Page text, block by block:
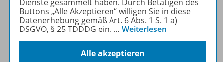
Auch in Paketen erhältlich
Empfehlungen der Redaktion
Dienste gesammelt haben. Durch Betätigen des
Buttons „Alle Akzeptieren“ willigen Sie in diese
Datenerhebung gemäß Art. 6 Abs. 1 S. 1 a)
DSGVO, § 25 TDDDG ein. … Weiterlesen
Alle akzeptieren